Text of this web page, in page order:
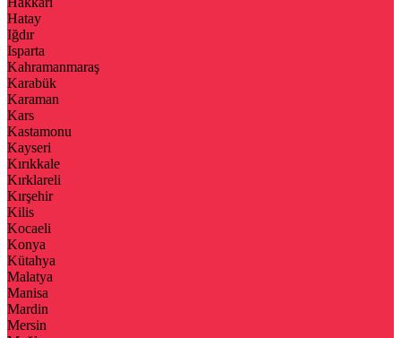
Hatay
Iğdır
Isparta
Kahramanmaraş
Karabük
Karaman
Kars
Kastamonu
Kayseri
Kırıkkale
Kırklareli
Kırşehir
Kilis
Kocaeli
Konya
Kütahya
Malatya
Manisa
Mardin
Mersin